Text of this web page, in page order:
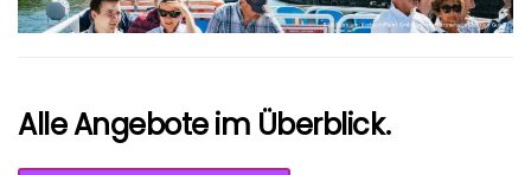
Alle Angebote im Überblick.